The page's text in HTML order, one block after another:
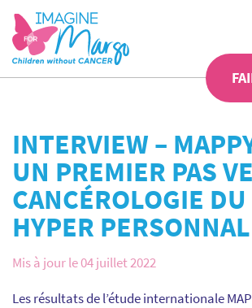
INTERVIEW –
UN PREMIER PAS
CANCÉROLOGIE
HYPER
Mis à jour le 04 juillet 2022
Les résultats de l’étude internationale